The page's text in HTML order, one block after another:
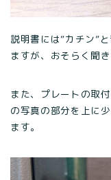
説明書には”カチン”
ますが、おそらく聞
また、プレートの取
の写真の部分を上に
ます。